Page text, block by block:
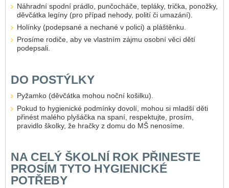
Náhradní spodní prádlo, punčocháče, tepláky, trička, ponožky,
děvčátka legíny (pro případ nehody, polití či umazání).
Holínky (podepsané a nechané v polici) a pláštěnku.
Prosíme rodiče, aby ve vlastním zájmu osobní věci dětí
podepsali.
DO POSTÝLKY
Pyžamko (děvčátka mohou noční košilku).
Pokud to hygienické podmínky dovolí, mohou si mladší děti
přinést malého plyšáčka na spaní, respektujte, prosím,
pravidlo školky, že hračky z domu do MŠ nenosíme.
NA CELÝ ŠKOLNÍ ROK PŘINESTE
PROSÍM TYTO HYGIENICKÉ
POTŘEBY